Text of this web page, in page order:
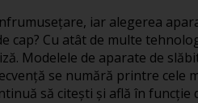
iar alegerea
cap? Cu atât de multe
Modelele de aparate de
se numără printre cele
să citești și află în funcție